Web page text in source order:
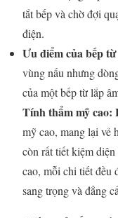
tắt bếp và chờ đợi
điện.
Ưu điểm của bếp
vùng nấu nhưng
của một bếp từ lắp
Tính thẩm mỹ cao:
mỹ cao, mang lại vẻ
còn rất tiết kiệm
cao, mỗi chi tiết đều
sang trọng và đẳng